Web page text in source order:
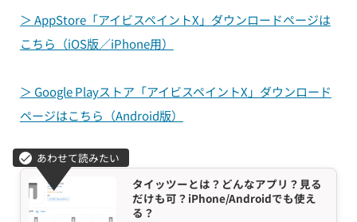
＞ AppStore「アイビスペイントX」ダウンロードページは
こちら（iOS版／iPhone用）
＞ Google Playストア「アイビスペイントX」ダウンロード
ページはこちら（Android版）
タイッツーとは？どんなアプリ？見る
だけも可？iPhone/Androidでも使え
る？